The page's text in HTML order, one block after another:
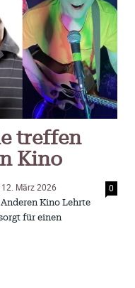
treffen
Kino
12. März 2026 0
Kino Lehrte
für einen